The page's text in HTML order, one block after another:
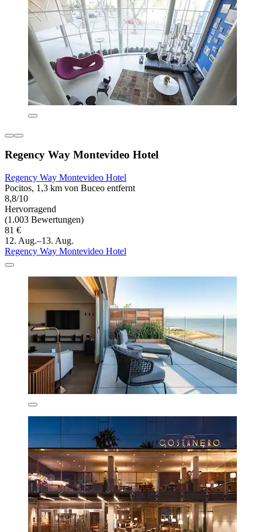
Regency Way Montevideo Hotel
Regency Way Montevideo Hotel
Pocitos, 1,3 km von Buceo entfernt
8,8/10
Hervorragend
(1.003 Bewertungen)
81 €
12. Aug.–13. Aug.
Regency Way Montevideo Hotel